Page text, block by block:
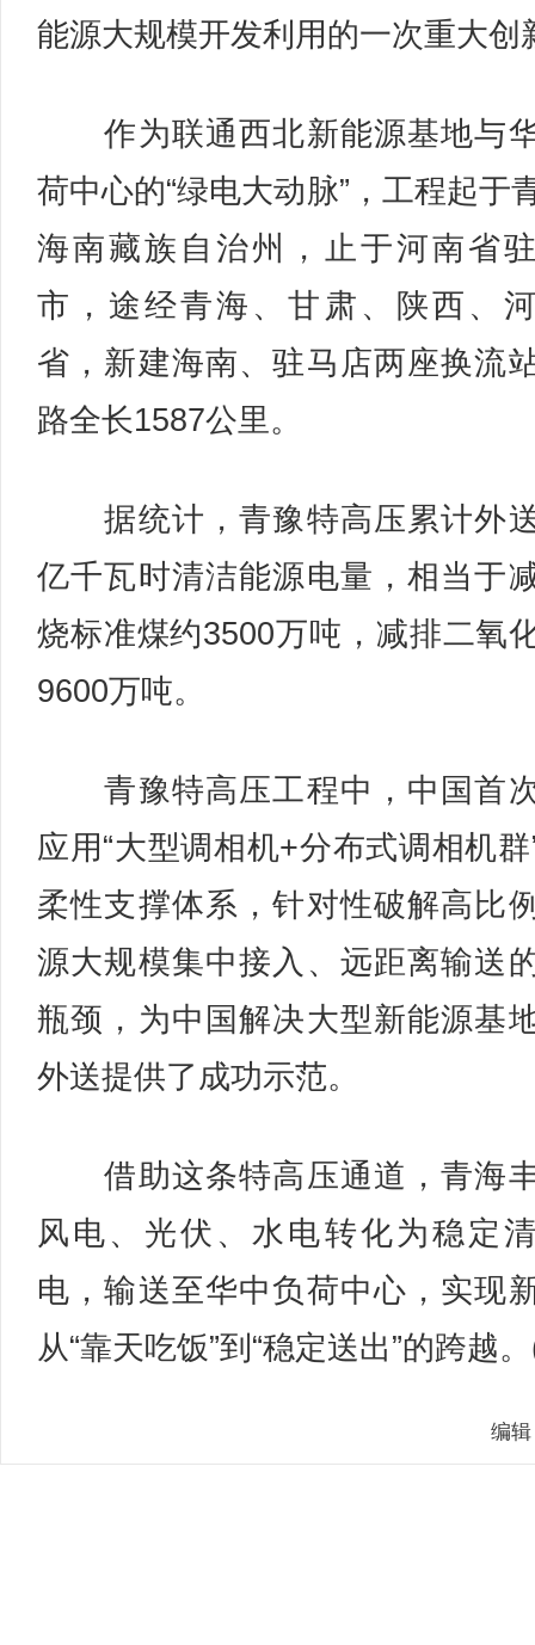
能源大规模开发利用的一次重大创
作为联通西北新能源基地与
荷中心的“绿电大动脉”，工程起于
海南藏族自治州，止于河南省
市，途经青海、甘肃、陕西、
省，新建海南、驻马店两座换流
路全长1587公里。
据统计，青豫特高压累计外
亿千瓦时清洁能源电量，相当于
烧标准煤约3500万吨，减排二氧
9600万吨。
青豫特高压工程中，中国首
应用“大型调相机+分布式调相机群
柔性支撑体系，针对性破解高比
源大规模集中接入、远距离输送
瓶颈，为中国解决大型新能源基
外送提供了成功示范。
借助这条特高压通道，青海
风电、光伏、水电转化为稳定
电，输送至华中负荷中心，实现
从“靠天吃饭”到“稳定送出”的跨越
编